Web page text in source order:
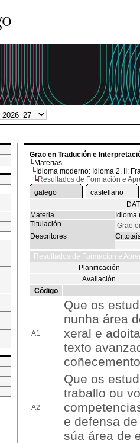
Grao en Tradución e
Materias
Idioma moderno: Idioma 2, II:
Resultados de Formación e
galego
castellano
Materia
Idioma
Titulación
Grao
Descritores
Resultados de Formación e
Planificación
Avaliación
Código
A1
Que os
nunha área
xeral e
texto
A2
Que os
traballo ou
e defensa
súa área de